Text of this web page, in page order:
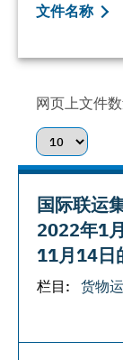
文件名称
网页上文件
国际联运
2022年1
11月14日
栏目: 货物